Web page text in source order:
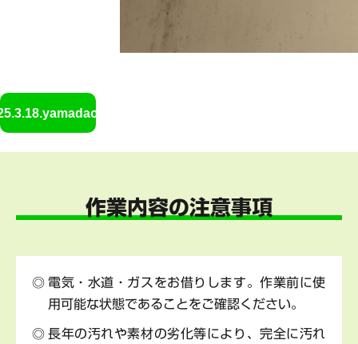
作業内容の注意事項
電気・水道・ガスをお借りします。作業前に使
用可能な状態であることをご確認ください。
長年の汚れや素材の劣化等により、完全に汚れ